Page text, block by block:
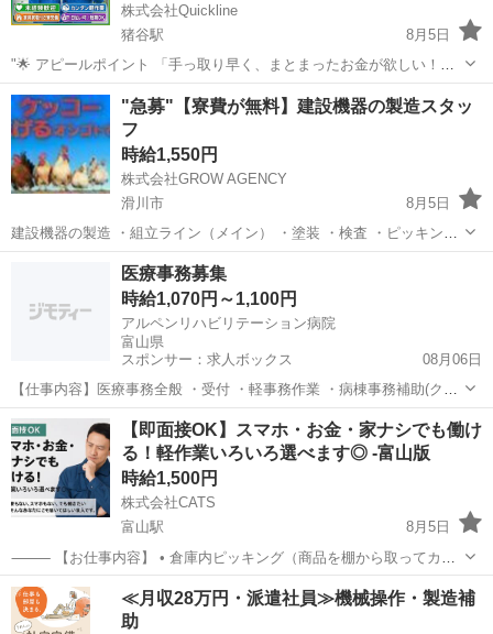
株式会社Quickline
猪谷駅
8月5日
"🌟 アピールポイント 「手っ取り早く、まとまったお金が欲しい！」
「今の生活を抜け出して、すぐにでも新生活を始めたい！」 そんなあ
なたの願い、ここで叶えませんか？🤝✨ 全国2万件以上の圧倒的な求人
数の中から、あ...
富山 富山市 猪谷駅 工場 時給
"急募"【寮費が無料】建設機器の製造スタッ
フ
時給1,550円
株式会社GROW AGENCY
滑川市
8月5日
建設機器の製造 ・組立ライン（メイン） ・塗装 ・検査 ・ピッキング
・補助作業 【生きていくお金がない方へ】 お金がないから面接に行け
ない… お金がないからご飯も食べられない… 身内や友達に頼れる...
滑川市 工場 スタッフ
医療事務募集
時給1,070円～1,100円
アルペンリハビリテーション病院
富山県
スポンサー：求人ボックス
08月06日
【仕事内容】医療事務全般 ・受付 ・軽事務作業 ・病棟事務補助(クラ
ーク) ・会計入力 ・レセプト業務 最初は総合受付や電話対応、金銭授
受などから始め、慣れてきたら医事業務をお願いしていきます 業務変
更なし 雇用期間の定めあり(1...
アルバイト・パート
【即面接OK】スマホ・お金・家ナシでも働け
る！軽作業いろいろ選べます◎ -富山版
時給1,500円
株式会社CATS
富山駅
8月5日
⸻ 【お仕事内容】 • 倉庫内ピッキング（商品を棚から取ってカゴ
へ） • 小物部品や医療機器の組立・検査・梱包・出荷作業 • ラベル貼
り・シール貼り・仕分け作業など • 座り作業やライン補助などもあ
り！...
富山 富山市 富山駅 工場 ライン
≪月収28万円・派遣社員≫機械操作・製造補
助